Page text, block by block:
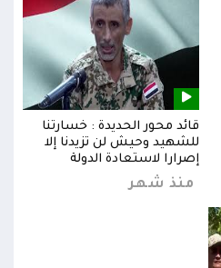
قائد محور الحديدة : خسارتنا
للشهيد وحيش لن تزيدنا إلا
إصرارا لاستعادة الدولة
منذ شهر